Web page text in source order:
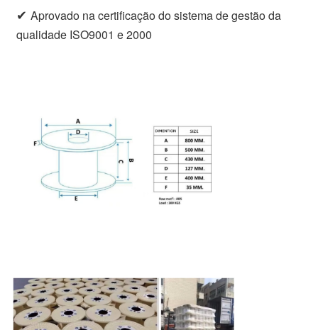
✔ Aprovado na certificação do sistema de gestão da
qualidade ISO9001 e 2000